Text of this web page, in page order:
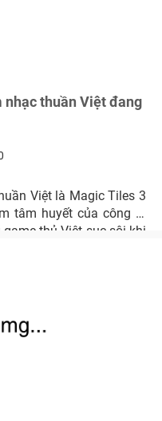
nhạc thuần Việt đang
Việt là Magic Tiles 3
tâm huyết của công ty
thủ Việt sục sôi khi